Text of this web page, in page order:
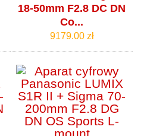
18-50mm F2.8 DC DN
Co...
9179.00 zł